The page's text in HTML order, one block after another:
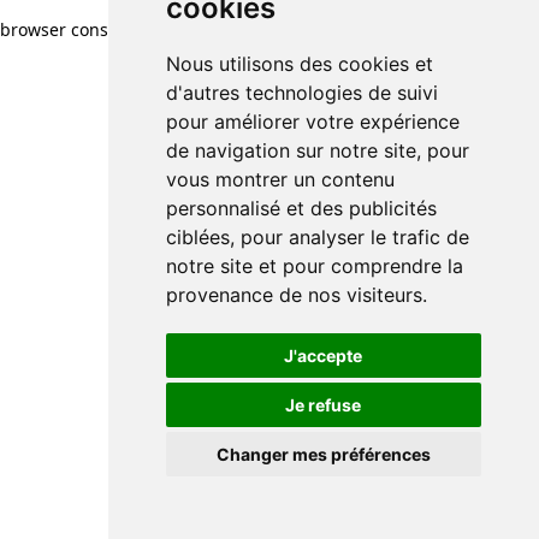
cookies
Nous utilisons des cookies et
d'autres technologies de suivi
pour améliorer votre expérience
de navigation sur notre site, pour
vous montrer un contenu
personnalisé et des publicités
ciblées, pour analyser le trafic de
notre site et pour comprendre la
provenance de nos visiteurs.
J'accepte
Je refuse
Changer mes préférences
browser console for more information)